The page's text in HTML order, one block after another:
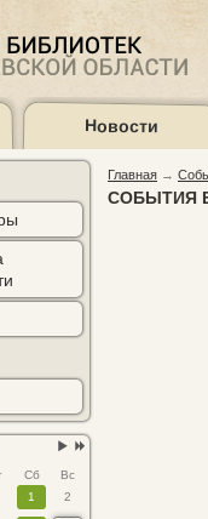
Новости
Следующий
Следующий
Сб
Вс
1
2
Главная →
СОБЫТИЯ